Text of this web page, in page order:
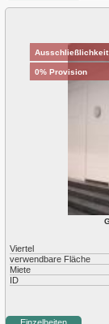
Ausschließlichkeit
0% Provision
Viertel
verwendbare Fläche
Miete
ID